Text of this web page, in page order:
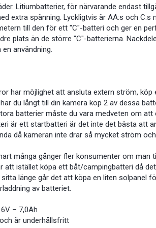
Litiumbatterier, för närvarande endast
extra spänning. Lyckligtvis är AA:s och
till den för ett "C"-batteri och ger en
plats än de större "C"-batterierna.
användning.
har möjlighet att ansluta extern ström,
du långt till din kamera köp 2 av dessa
batterier måste du vara medveten om
är ett startbatteri är det inte det bästa att
då kameran inte drar så mycket ström
många gånger fler konsumenter om
att istället köpa ett båt/campingbatteri då
länge går det att köpa en liten solpanel
av batteriet.
– 7,0Ah
är underhållsfritt